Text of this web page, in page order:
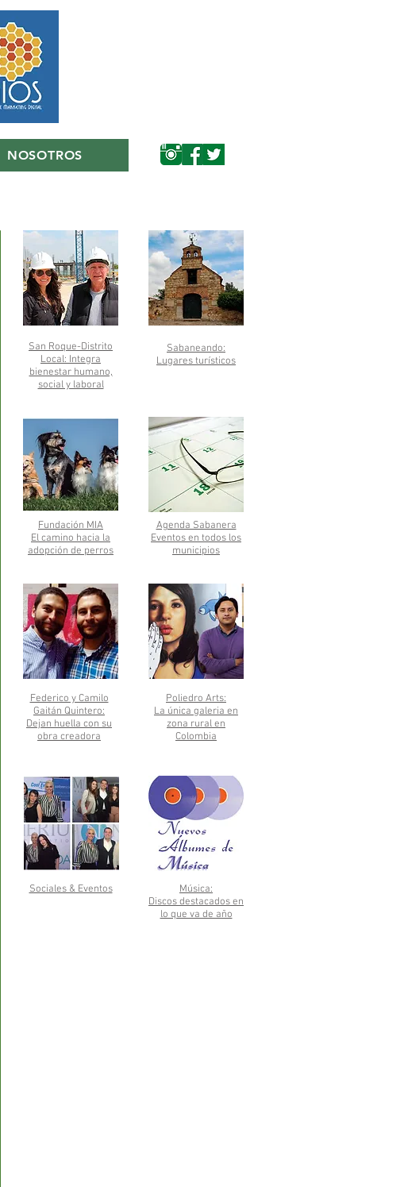
NOSOTROS
San Roque-Distrito
Local: Integra
bienestar humano,
social y laboral
Sabaneando:
Lugares turísticos
Fundación MIA
El camino hacia la
adopción de perros
Agenda Sabanera
Eventos en todos los
municipios
Federico y Camilo
Gaitán Quintero:
Dejan huella con su
obra creadora
Poliedro Arts:
La única galeria en
zona rural en
Colombia
Sociales & Eventos
Música:
Discos destacados en
lo que va de año